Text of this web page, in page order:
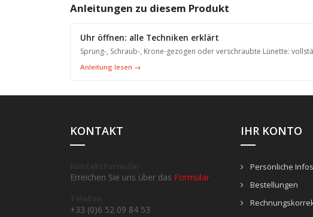
Anleitungen zu diesem Produkt
Uhr öffnen: alle Techniken erklärt
Sprung-, Schraub-, Krone-gezogen oder verschraubte Lünette:
Anleitung lesen →
KONTAKT
Erreichen Sie uns über das Formular
+33 (0)6 52 09 84 53
IHR KONTO
Persönliche Infos
Bestellungen